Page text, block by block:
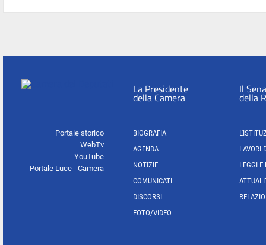
Portale storico
WebTv
YouTube
Portale Luce - Camera
La Presidente
della Camera
BIOGRAFIA
AGENDA
NOTIZIE
COMUNICATI
DISCORSI
FOTO/VIDEO
Il
della
LAVORI
LEGGI E